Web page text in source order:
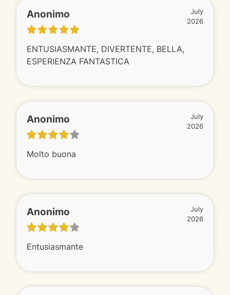
Anonimo
July
2026
ENTUSIASMANTE, DIVERTENTE, BELLA,
ESPERIENZA FANTASTICA
Anonimo
July
2026
Molto buona
Anonimo
July
2026
Entusiasmante